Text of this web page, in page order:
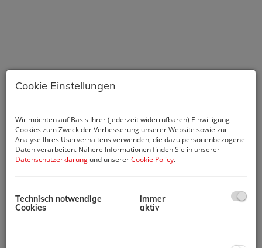
Beschreibung
OberwaltersdorfAbstellplätze im Freien zur
unbefristeten Vermietung
Cookie Einstellungen
Wir möchten auf Basis Ihrer (jederzeit widerrufbaren) Einwilligung
Cookies zum Zweck der Verbesserung unserer Website sowie zur
Analyse Ihres Userverhaltens verwenden, die dazu personenbezogene
Daten verarbeiten. Nähere Informationen finden Sie in unserer
Datenschutzerklärung und unsererCookie Policy.
Technisch notwendige
Cookies
immer
aktiv